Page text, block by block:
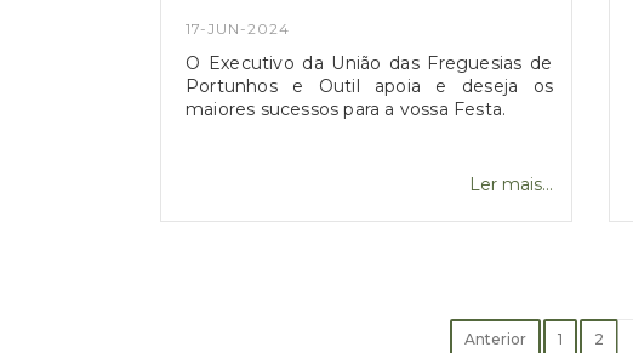
17-JUN-2024
O Executivo da União das Freguesias de
Portunhos e Outil apoia e deseja os
maiores sucessos para a vossa Festa.
Ler mais...
Anterior 1 2